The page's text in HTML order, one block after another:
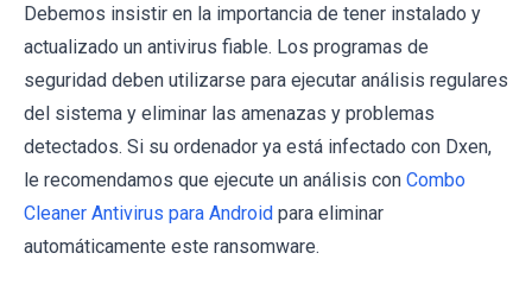
Debemos insistir en la importancia de tener instalado y
actualizado un antivirus fiable. Los programas de
seguridad deben utilizarse para ejecutar análisis regulares
del sistema y eliminar las amenazas y problemas
detectados. Si su ordenador ya está infectado con Dxen,
le recomendamos que ejecute un análisis con Combo
Cleaner Antivirus para Android para eliminar
automáticamente este ransomware.